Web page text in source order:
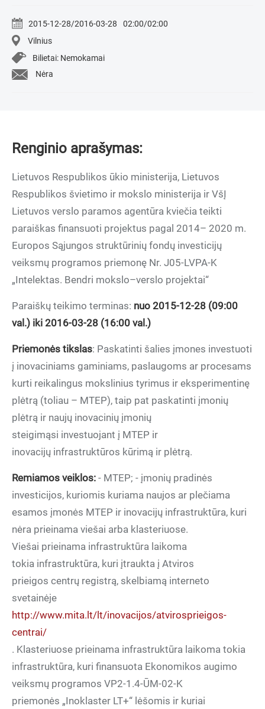
2015-12-28/2016-03-28
02:00/02:00
Vilnius
Bilietai: Nemokamai
Nėra
Renginio aprašymas:
Lietuvos Respublikos ūkio ministerija, Lietuvos
Respublikos švietimo ir mokslo ministerija ir VšĮ
Lietuvos verslo paramos agentūra kviečia teikti
paraiškas finansuoti projektus pagal 2014– 2020 m.
Europos Sąjungos struktūrinių fondų investicijų
veiksmų programos priemonę Nr. J05-LVPA-K
„Intelektas. Bendri mokslo–verslo projektai“
Paraiškų teikimo terminas: nuo 2015-12-28 (09:00
val.) iki 2016-03-28 (16:00 val.)
Priemonės tikslas: Paskatinti šalies įmones investuoti
į inovaciniams gaminiams, paslaugoms ar procesams
kurti reikalingus mokslinius tyrimus ir eksperimentinę
plėtrą (toliau – MTEP), taip pat paskatinti įmonių
plėtrą ir naujų inovacinių įmonių
steigimąsi investuojant į MTEP ir
inovacijų infrastruktūros kūrimą ir plėtrą.
Remiamos veiklos: - MTEP; - įmonių pradinės
investicijos, kuriomis kuriama naujos ar plečiama
esamos įmonės MTEP ir inovacijų infrastruktūra, kuri
nėra prieinama viešai arba klasteriuose.
Viešai prieinama infrastruktūra laikoma
tokia infrastruktūra, kuri įtraukta į Atviros
prieigos centrų registrą, skelbiamą interneto
svetainėje
http://www.mita.lt/lt/inovacijos/atvirosprieigos-
centrai/
. Klasteriuose prieinama infrastruktūra laikoma tokia
infrastruktūra, kuri finansuota Ekonomikos augimo
veiksmų programos VP2-1.4-ŪM-02-K
priemonės „Inoklaster LT+“ lėšomis ir kuriai